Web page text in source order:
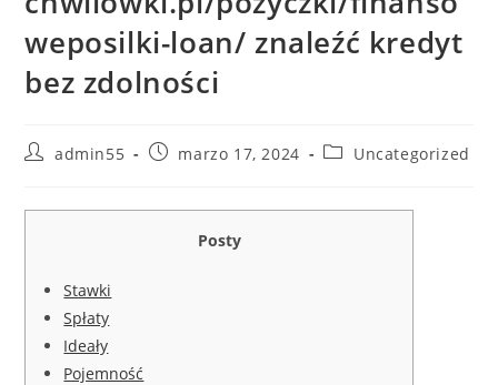
weposilki-loan/ znaleźć kredyt
bez zdolności
Autor
entrada:
admin55
Publicación
entrada:
marzo 17, 2024
Categoría
entrada:
Uncategorized
Posty
Stawki
Spłaty
Ideały
Pojemność